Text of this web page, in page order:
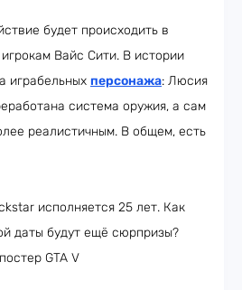
будет происходить в
Вайс Сити. В истории
играбельных персонажа: Люсия
система оружия, а сам
реалистичным. В общем, есть
исполняется 25 лет. Как
даты будут ещё сюрпризы?
GTA V